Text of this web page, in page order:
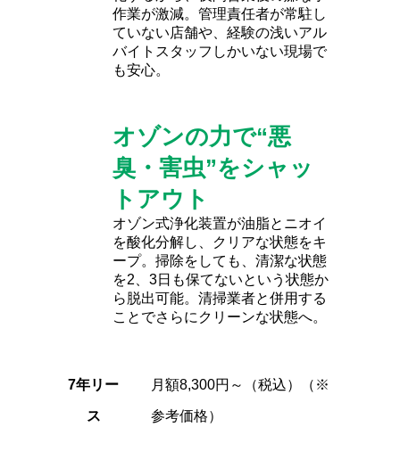
作業が激減。管理責任者が常駐し
ていない店舗や、経験の浅いアル
バイトスタッフしかいない現場で
も安心。
オゾンの力で“悪
臭・害虫”をシャッ
トアウト
オゾン式浄化装置が油脂とニオイ
を酸化分解し、クリアな状態をキ
ープ。掃除をしても、清潔な状態
を2、3日も保てないという状態か
ら脱出可能。清掃業者と併用する
ことでさらにクリーンな状態へ。
7年リー
ス
月額8,300円～（税込）（※
参考価格）